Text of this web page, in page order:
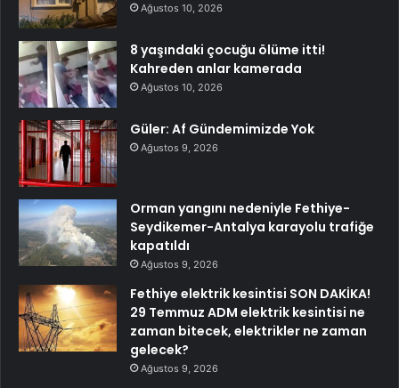
Ağustos 10, 2026
8 yaşındaki çocuğu ölüme itti!
Kahreden anlar kamerada
Ağustos 10, 2026
Güler: Af Gündemimizde Yok
Ağustos 9, 2026
Orman yangını nedeniyle Fethiye-
Seydikemer-Antalya karayolu trafiğe
kapatıldı
Ağustos 9, 2026
Fethiye elektrik kesintisi SON DAKİKA!
29 Temmuz ADM elektrik kesintisi ne
zaman bitecek, elektrikler ne zaman
gelecek?
Ağustos 9, 2026